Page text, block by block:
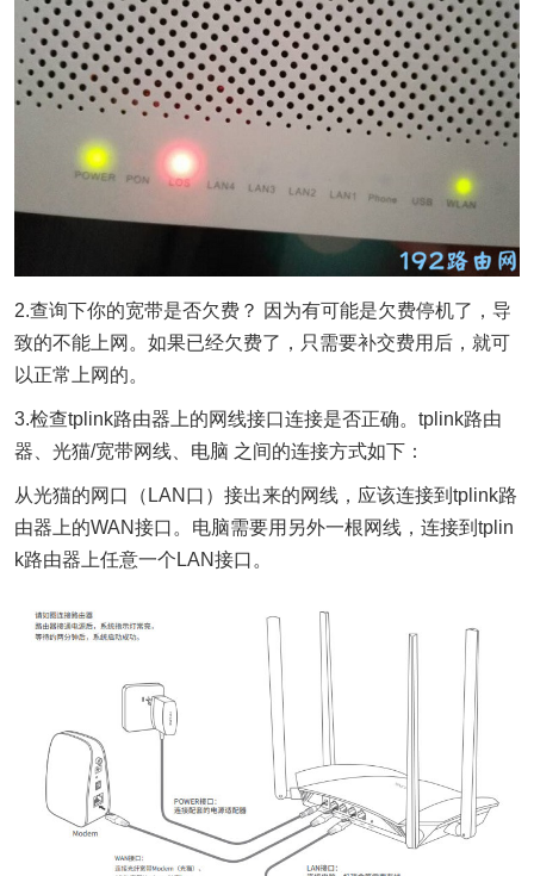
2.查询下你的宽带是否欠费？ 因为有可能是欠费停机了，导
致的不能上网。如果已经欠费了，只需要补交费用后，就可
以正常上网的。
3.检查tplink路由器上的网线接口连接是否正确。tplink路由
器、光猫/宽带网线、电脑 之间的连接方式如下：
从光猫的网口（LAN口）接出来的网线，应该连接到tplink路
由器上的WAN接口。电脑需要用另外一根网线，连接到tplin
k路由器上任意一个LAN接口。